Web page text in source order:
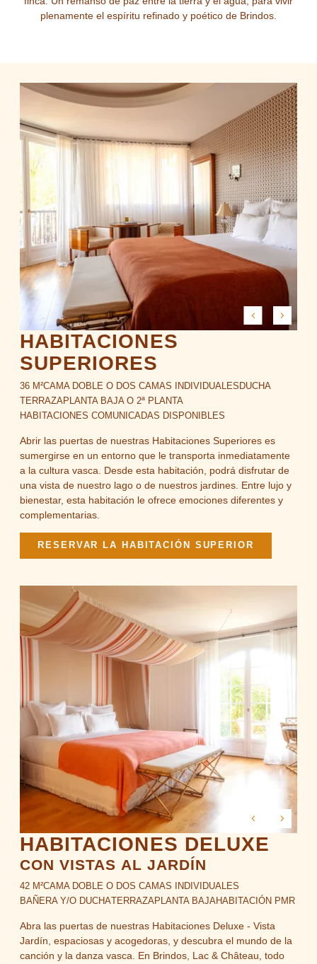
plenamente el espíritu refinado y poético de Brindos.
HABITACIONES
SUPERIORES
36 M²CAMA DOBLE O DOS CAMAS INDIVIDUALES DUCHA
TERRAZAPLANTA BAJA O 2ª PLANTA
HABITACIONES COMUNICADAS DISPONIBLES
Abrir las puertas de nuestras Habitaciones Superiores es
sumergirse en un entorno que le transporta inmediatamente
a la cultura vasca. Desde esta habitación, podrá disfrutar de
una vista de nuestro lago o de nuestros jardines. Entre lujo y
bienestar, esta habitación le ofrece emociones diferentes y
complementarias.
RESERVAR LA HABITACIÓN SUPERIOR
HABITACIONES DELUXE
CON VISTAS AL JARDÍN
42 M²CAMA DOBLE O DOS CAMAS INDIVIDUALES
BAÑERA Y/O DUCHA TERRAZAPLANTA BAJAHABITACIÓN PMR
Abra las puertas de nuestras Habitaciones Deluxe - Vista
Jardín, espaciosas y acogedoras, y descubra el mundo de la
canción y la danza vasca. En Brindos, Lac & Château, todo